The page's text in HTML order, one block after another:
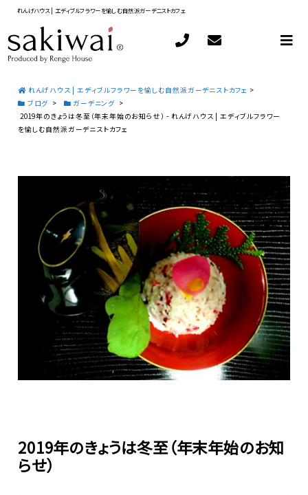
れんげハウス | エディブルフラワーを愉しむ自然派ガーデニストカフェ
れんげハウス | エディブルフラワーを愉しむ自然派ガーデニストカフェ >
ブログ > ガーデニング >
2019年のきょうは冬至（年末年始のお知らせ） - れんげハウス | エディブルフラワー
を愉しむ自然派ガーデニストカフェ
2019年のきょうは冬至（年末年始のお知
らせ）